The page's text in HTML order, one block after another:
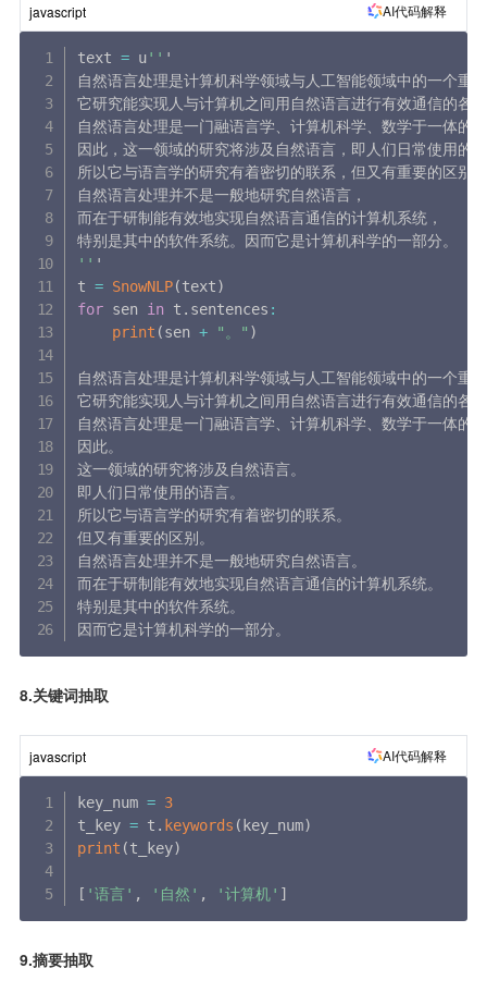
javascript AI代码解释
text = u'' '
自然语言处理是计算机科学领域与人工智能领域中的一个重
它研究能实现人与计算机之间用自然语言进行有效通信的各
自然语言处理是一门融语言学、计算机科学、数学于一体的
因此，这一领域的研究将涉及自然语言，即人们日常使用的
所以它与语言学的研究有着密切的联系，但又有重要的区别
自然语言处理并不是一般地研究自然语言，
而在于研制能有效地实现自然语言通信的计算机系统，
'' '
t = SnowNLP(text)
for sen in t . sentences :
print (sen + "。" )
自然语言处理是计算机科学领域与人工智能领域中的一个重
它研究能实现人与计算机之间用自然语言进行有效通信的各
自然语言处理是一门融语言学、计算机科学、数学于一体的
因此。
这一领域的研究将涉及自然语言。
即人们日常使用的语言。
所以它与语言学的研究有着密切的联系。
但又有重要的区别。
自然语言处理并不是一般地研究自然语言。
而在于研制能有效地实现自然语言通信的计算机系统。
特别是其中的软件系统。
因而它是计算机科学的一部分。
8.关键词抽取
javascript AI代码解释
key_num = 3
t_key = t . keywords ( key_num)
print (t_key)
[ '语言' , '自然' , '计算机' ]
9.摘要抽取